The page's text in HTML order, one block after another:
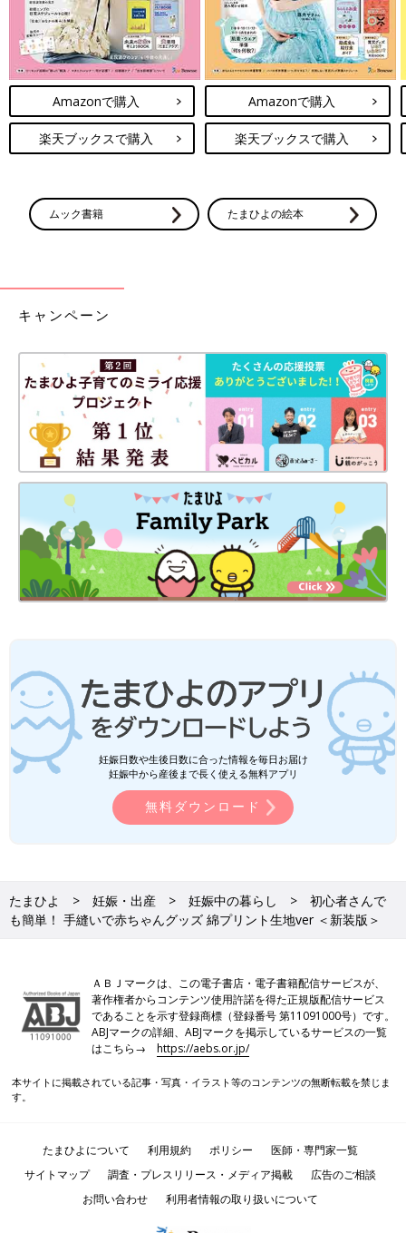
Amazonで購入
楽天ブックスで購入
Amazonで購入
楽天ブックスで購入
ムック書籍 たまひよの絵本
キャンペーン
妊娠日数や生後日数に合った情報を毎日お届け
妊娠中から産後まで長く使える無料アプリ
無料ダウンロード
たまひよ 妊娠・出産 妊娠中の暮らし
初心者さんで
も簡単！ 手縫いで赤ちゃんグッズ 綿プリント生地ver ＜新装版＞
ＡＢＪマークは、この電子書店・電子書籍配信サービスが、
著作権者からコンテンツ使用許諾を得た正規版配信サービス
であることを示す登録商標（登録番号 第11091000号）です。
ABJマークの詳細、ABJマークを掲示しているサービスの一覧
はこちら→https://aebs.or.jp/
本サイトに掲載されている記事・写真・イラスト等のコンテンツの無断転載を禁じま
す。
たまひよについて 利用規約 ポリシー
医師・専門家一覧
サイトマップ
調査・プレスリリース・メディア掲載
広告のご相談
お問い合わせ
利用者情報の取り扱いについて